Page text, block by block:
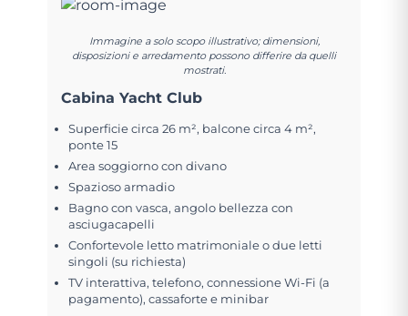
Immagine a solo scopo illustrativo; dimensioni,
disposizioni e arredamento possono differire da quelli
mostrati.
Cabina Yacht Club
Superficie circa 26 m², balcone circa 4 m²,
ponte 15
Area soggiorno con divano
Spazioso armadio
Bagno con vasca, angolo bellezza con
asciugacapelli
Confortevole letto matrimoniale o due letti
singoli (su richiesta)
TV interattiva, telefono, connessione Wi-Fi (a
pagamento), cassaforte e minibar